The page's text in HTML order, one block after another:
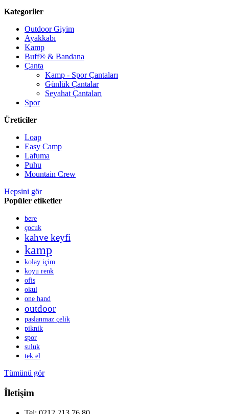
Kategoriler
Outdoor Giyim
Ayakkabı
Kamp
Buff® & Bandana
Çanta
Kamp - Spor Çantaları
Günlük Çantalar
Seyahat Çantaları
Spor
Üreticiler
Loap
Easy Camp
Lafuma
Puhu
Mountain Crew
Hepsini gör
Popüler etiketler
bere
çocuk
kahve keyfi
kamp
kolay içim
koyu renk
ofis
okul
one hand
outdoor
paslanmaz çelik
piknik
spor
suluk
tek el
Tümünü gör
İletişim